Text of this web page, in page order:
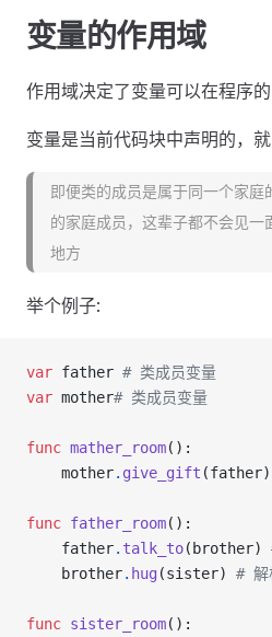
变量的作用域
作用域决定了变量可以在程序
变量是当前代码块中声明的，
即便类的成员是属于同一个家庭
的家庭成员，这辈子都不会见一
地方
举个例子:
var father # 类成员变量
var mother# 类成员变量
func mather_room():
    mother
. give_gift (father)
func father_room():
    father
. talk_to(brother)
    brother
. hug (sister) # 解
func sister_room():